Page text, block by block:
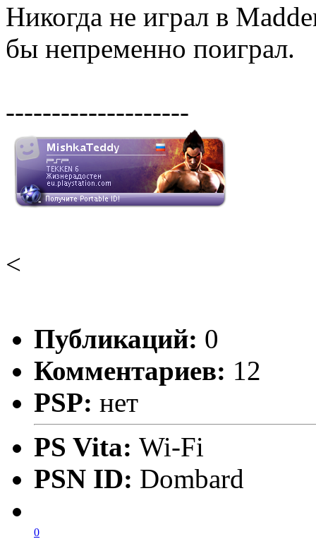
Никогда не играл в
бы непременно поиграл.
--------------------
<
Публикаций: 0
Комментариев: 12
PSP: нет
PS Vita: Wi-Fi
PSN ID: Dombard
0